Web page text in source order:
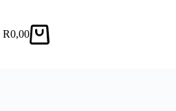
R0,00